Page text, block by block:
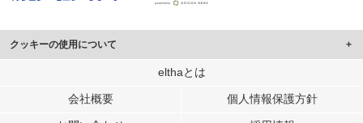
クッキーの使用について
このサイトでは Cookie を使用して、ユーザーに合わせたコンテンツや広告の
行っています。
elthaとは
会社概要 個人情報保護方針